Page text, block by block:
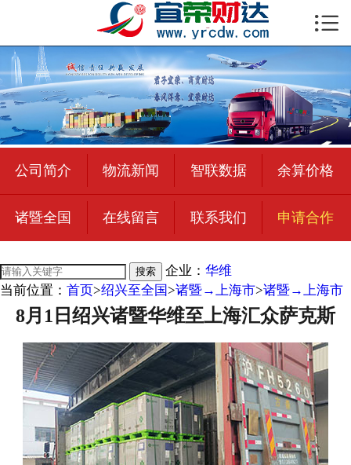
 首页
公司简介
物流新闻
绍兴至全国
合作加盟
宜荣智联
在线留言
联系我们
注册
/
登录

公司简介 物流新闻 智联数据 余算价格
诸暨全国 在线留言 联系我们 申请合作
搜索 企业： 华维
当前位置： 首页>绍兴至全国>诸暨→上海市>诸暨→上海市
8月1日绍兴诸暨华维至上海汇众萨克斯